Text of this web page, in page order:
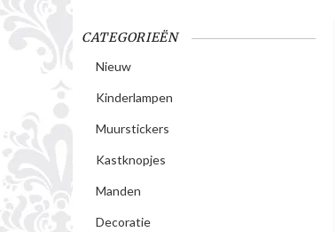
CATEGORIEËN
Nieuw
Kinderlampen
Muurstickers
Kastknopjes
Manden
Decoratie